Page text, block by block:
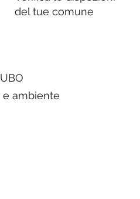
del tue comune
e ambiente